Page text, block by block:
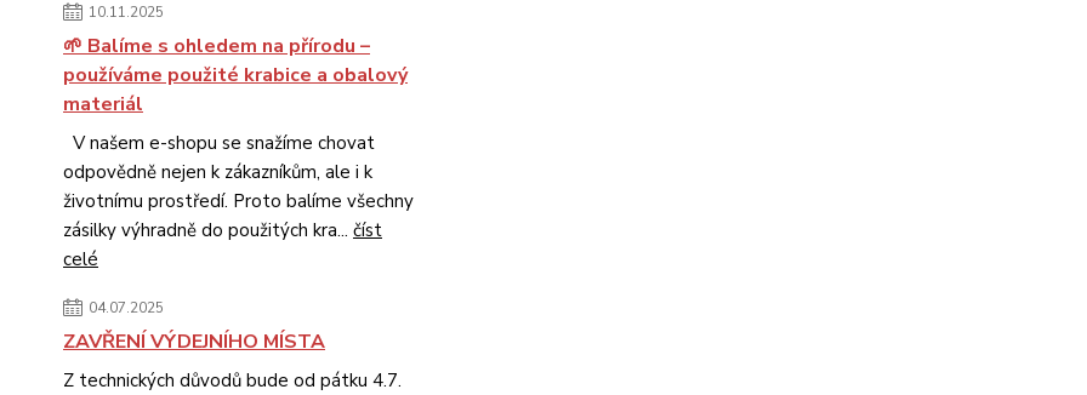
10.11.2025
🌱 Balíme s ohledem na přírodu –
používáme použité krabice a obalový
materiál
V našem e-shopu se snažíme chovat
odpovědně nejen k zákazníkům, ale i k
životnímu prostředí. Proto balíme všechny
zásilky výhradně do použitých kra... číst
celé
04.07.2025
ZAVŘENÍ VÝDEJNÍHO MÍSTA
Z technických důvodů bude od pátku 4.7.